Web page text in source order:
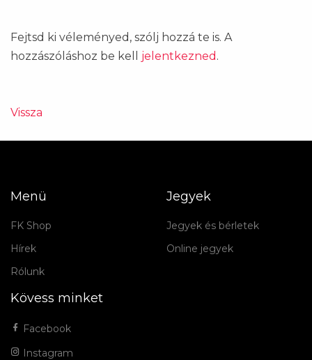
Fejtsd ki véleményed, szólj hozzá te is. A
hozzászóláshoz be kell jelentkezned .
Vissza
Menü
FK Shop
Hírek
Rólunk
Jegyek
Jegyek és bérletek
Online jegyek
Kövess minket
Facebook
Instagram